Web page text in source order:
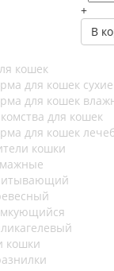
+
В
кошек
для кошек сухие
для кошек
для кошек
для кошек
кошки
кошки